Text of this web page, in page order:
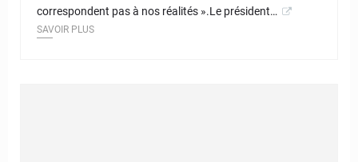
correspondent pas à nos réalités ».Le président…
SAVOIR PLUS